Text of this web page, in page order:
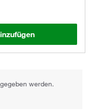
werden.